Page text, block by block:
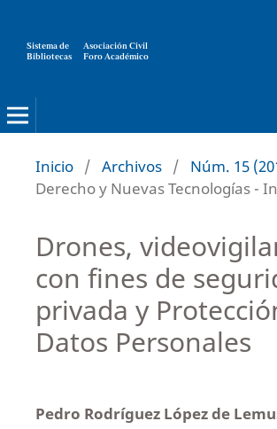
Sistema de
Bibliotecas
Asociación Civil
Foro Académico
Inicio / Archivos / Núm. 15
Derecho y Nuevas Tecnologías -
Drones,
con fines de
privada y
Datos Personales
Pedro Rodríguez López de